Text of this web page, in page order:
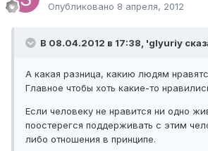
Опубликовано 8 апреля, 2012
В 08.04.2012 в 17:38, 'glyuriy
А какая разница, какию людям
Главное чтобы хоть какие-то
Если человеку не нравится ни одно
поостерегся поддерживать с этим
либо отношения в принципе.